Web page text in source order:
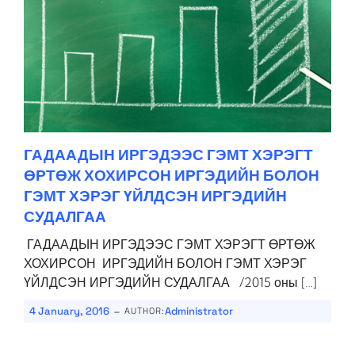
ГАДААДЫН ИРГЭДЭЭС ГЭМТ ХЭРЭГТ
ӨРТӨЖ ХОХИРСОН ИРГЭДИЙН БОЛОН
ГЭМТ ХЭРЭГ ҮЙЛДСЭН ИРГЭДИЙН
СУДАЛГАА
ГАДААДЫН ИРГЭДЭЭС ГЭМТ ХЭРЭГТ ӨРТӨЖ
ХОХИРСОН ИРГЭДИЙН БОЛОН ГЭМТ ХЭРЭГ
ҮЙЛДСЭН ИРГЭДИЙН СУДАЛГАА /2015 оны […]
4 January, 2016 - AUTHOR:Administrator